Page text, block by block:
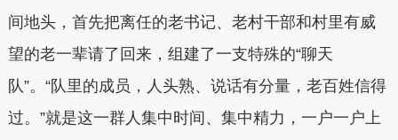
间地头，首先把离任的老书记、老村干部和村里有威
望的老一辈请了回来，组建了一支特殊的“聊天
队”。“队里的成员，人头熟、说话有分量，老百姓信得
过。”就是这一群人集中时间、集中精力，一户一户上